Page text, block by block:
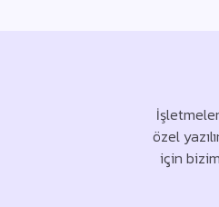
özel
için